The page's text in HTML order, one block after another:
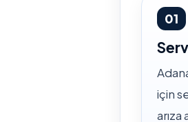
01
için
arıza